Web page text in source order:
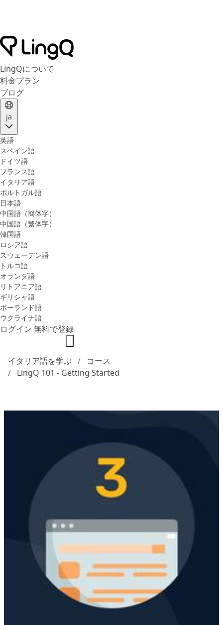
LingQについて
料金プラン
ブログ
ja
英語
スペイン語
ドイツ語
フランス語
イタリア語
ポルトガル語
日本語
中国語（簡体字）
中国語（繁体字）
韓国語
ロシア語
スウェーデン語
トルコ語
オランダ語
リトアニア語
ギリシャ語
ポーランド語
ウクライナ語
ログイン 無料で登録
イタリア語を学ぶ
コース
LingQ 101 - Getting Started